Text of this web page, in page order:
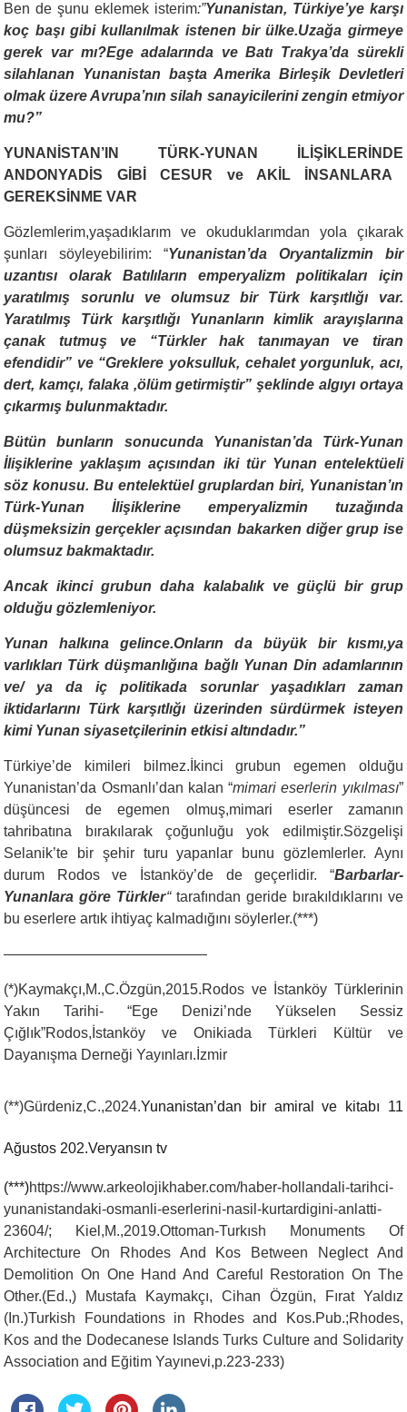
Ben de şunu eklemek isterim:”Yunanistan, Türkiye’ye karşı
koç başı gibi kullanılmak istenen bir ülke.Uzağa girmeye
gerek var mı?Ege adalarında ve Batı Trakya’da sürekli
silahlanan Yunanistan başta Amerika Birleşik Devletleri
olmak üzere Avrupa’nın silah sanayicilerini zengin etmiyor
mu?”
YUNANİSTAN’IN TÜRK-YUNAN İLİŞİKLERİNDE
ANDONYADİS GİBİCESUR ve AKİL İNSANLARA
GEREKSİNME VAR
Gözlemlerim,yaşadıklarım ve okuduklarımdan yola çıkarak
şunları söyleyebilirim: “Yunanistan’da Oryantalizmin bir
uzantısı olarak Batılıların emperyalizm politikaları için
yaratılmış sorunlu ve olumsuz bir Türk karşıtlığı var.
Yaratılmış Türk karşıtlığı Yunanların kimlik arayışlarına
çanak tutmuş ve “Türkler hak tanımayan ve tiran
efendidir” ve “Greklere yoksulluk, cehalet yorgunluk, acı,
dert, kamçı, falaka ,ölüm getirmiştir” şeklinde algıyı ortaya
çıkarmış bulunmaktadır.
Bütün bunların sonucunda Yunanistan’da Türk-Yunan
İlişiklerine yaklaşım açısından iki tür Yunan entelektüeli
söz konusu. Bu entelektüel gruplardan biri, Yunanistan’ın
Türk-Yunan İlişiklerine emperyalizmin tuzağında
düşmeksizin gerçekler açısından bakarken diğer grup ise
olumsuz bakmaktadır.
Ancak ikinci grubun daha kalabalık ve güçlü bir grup
olduğu gözlemleniyor.
Yunan halkına gelince.Onların da büyük bir kısmı,ya
varlıkları Türk düşmanlığına bağlı Yunan Din adamlarının
ve/ ya da iç politikada sorunlar yaşadıkları zaman
iktidarlarını Türk karşıtlığı üzerinden sürdürmek isteyen
kimi Yunan siyasetçilerinin etkisi altındadır.”
Türkiye’de kimileri bilmez.İkinci grubun egemen olduğu
Yunanistan’da Osmanlı’dan kalan “mimari eserlerin yıkılması”
düşüncesi de egemen olmuş,mimari eserler zamanın
tahribatına bırakılarak çoğunluğu yok edilmiştir.Sözgelişi
Selanik’te bir şehir turu yapanlar bunu gözlemlerler. Aynı
durum Rodos ve İstanköy’de de geçerlidir. “Barbarlar-
Yunanlara göre Türkler“tarafından geride bırakıldıklarını ve
bu eserlere artık ihtiyaç kalmadığını söylerler.(***)
——————————————
(*)Kaymakçı,M.,C.Özgün,2015.Rodos ve İstanköy Türklerinin
Yakın Tarihi- “Ege Denizi’nde Yükselen Sessiz
Çığlık”Rodos,İstanköy ve Onikiada Türkleri Kültür ve
Dayanışma Derneği Yayınları.İzmir
(**)Gürdeniz,C.,2024.Yunanistan’dan bir amiral ve kitabı 11
Ağustos 202.Veryansın tv
(***)https://www.arkeolojikhaber.com/haber-hollandali-tarihci-
yunanistandaki-osmanli-eserlerini-nasil-kurtardigini-anlatti-
23604/; Kiel,M.,2019.Ottoman-Turkısh Monuments Of
Architecture On Rhodes And Kos Between Neglect And
Demolition On One Hand And Careful Restoration On The
Other.(Ed.,) Mustafa Kaymakçı, Cihan Özgün, Fırat Yaldız
(In.)Turkish Foundations in Rhodes and Kos.Pub.;Rhodes,
Kos and the Dodecanese Islands Turks Culture and Solidarity
Association and Eğitim Yayınevi,p.223-233)